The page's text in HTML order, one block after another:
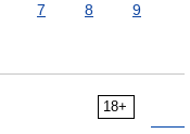
7 8
9
18+